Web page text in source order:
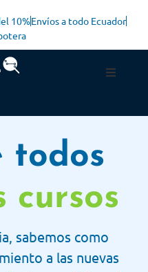
10%Envíos a todo Ecuador
todos
cursos
sabemos como
a las nuevas